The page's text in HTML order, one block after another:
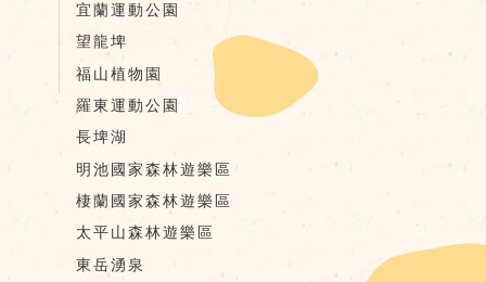
宜蘭運動公園
望龍埤
福山植物園
羅東運動公園
長埤湖
明池國家森林遊樂區
棲蘭國家森林遊樂區
太平山森林遊樂區
東岳湧泉